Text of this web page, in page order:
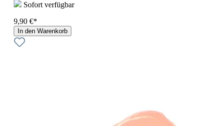
Sofort verfügbar
9,90 €*
In den Warenkorb